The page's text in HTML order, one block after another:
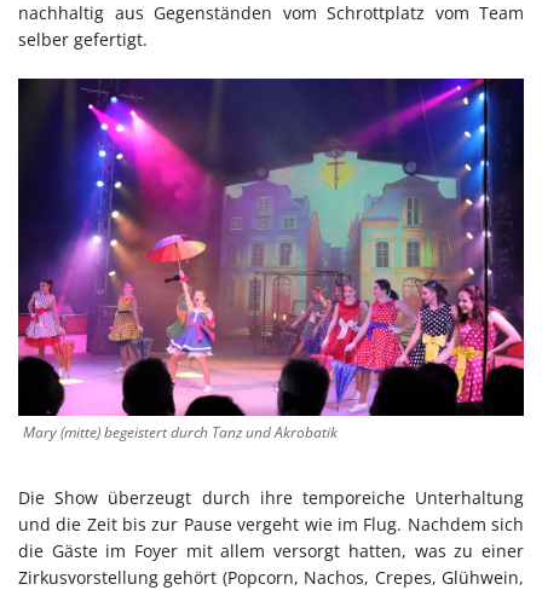
nachhaltig aus Gegenständen vom Schrottplatz vom Team
selber gefertigt.
Mary (mitte) begeistert durch Tanz und Akrobatik
Die Show überzeugt durch ihre temporeiche Unterhaltung
und die Zeit bis zur Pause vergeht wie im Flug. Nachdem sich
die Gäste im Foyer mit allem versorgt hatten, was zu einer
Zirkusvorstellung gehört (Popcorn, Nachos, Crepes, Glühwein,